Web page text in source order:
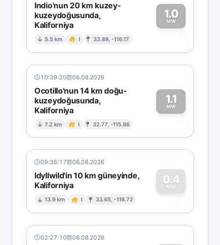
Indio'nun 20 km kuzey-
kuzeydoğusunda,
Kaliforniya
5.5 km I 33.89, -116.17
1.0
MW
1
10:39:20 06.08.2026
Ocotillo'nun 14 km doğu-
kuzeydoğusunda,
Kaliforniya
7.2 km I 32.77, -115.86
1.1
MW
1
09:36:17 06.08.2026
Idyllwild'in 10 km güneyinde,
Kaliforniya
13.9 km I 33.65, -116.72
0.4
MW
0
02:27:10 06.08.2026